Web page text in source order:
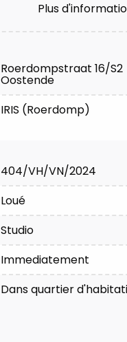
Plus
Roerdompstraat 16/S2
Oostende
IRIS (Roerdomp)
404/VH/VN/2024
Loué
Studio
Immediatement
Dans quartier